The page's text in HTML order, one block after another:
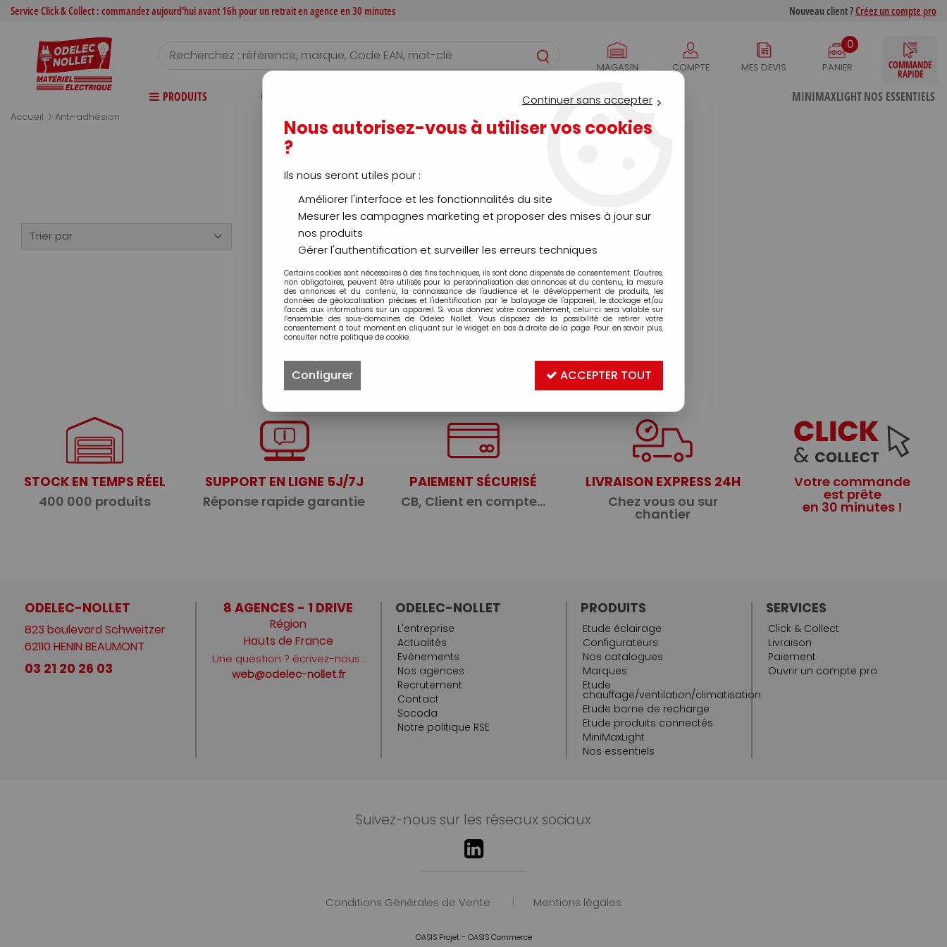
Service Click & Collect : commandez aujourd'hui avant 16h pour un retrait en agence en 30 minutes Nouveau client ?Créez un compte pro
MAGASIN COMPTE MES DEVIS
0
PANIER COMMANDE
RAPIDE
PRODUITS CATALOGUES SERVICES AGENCES MINIMAXLIGHTNOS ESSENTIELS
Accueil > Anti-adhésion
Trier par
Aucune correspondance trouvée
STOCK EN TEMPS RÉEL
400 000 produits
SUPPORT EN LIGNE 5J/7J
Réponse rapide garantie
PAIEMENT SÉCURISÉ
CB, Client en compte...
LIVRAISON EXPRESS 24H
Chez vous ou sur
chantier
Votre commande
est prête
en 30 minutes !
ODELEC-NOLLET
823 boulevard Schweitzer
62110 HENIN BEAUMONT
03 21 20 26 03
8 AGENCES - 1 DRIVE
Région
Hauts de France
Une question ? écrivez-nous :
web@odelec-nollet.fr
ODELEC-NOLLET
L'entreprise
Actualités
Evénements
Nos agences
Recrutement
Contact
Socoda
Notre politique RSE
PRODUITS
Etude éclairage
Configurateurs
Nos catalogues
Marques
Etude
chauffage/ventilation/climatisation
Etude borne de recharge
Etude produits connectés
MiniMaxLight
Nos essentiels
SERVICES
Click & Collect
Livraison
Paiement
Ouvrir un compte pro
Suivez-nous sur les réseaux sociaux
Conditions Générales de Vente | Mentions légales
OASIS Projet- OASIS Commerce
Continuer sans accepter
Nous autorisez-vous à utiliser vos cookies
?
Ils nous seront utiles pour :
Améliorer l'interface et les fonctionnalités du site
Mesurer les campagnes marketing et proposer des mises à jour sur
nos produits
Gérer l'authentification et surveiller les erreurs techniques
Certains cookies sont nécessaires à des fins techniques, ils sont donc dispensés de consentement. D'autres,
non obligatoires, peuvent être utilisés pour la personnalisation des annonces et du contenu, la mesure
des annonces et du contenu, la connaissance de l'audience et le développement de produits, les
données de géolocalisation précises et l'identification par le balayage de l'appareil, le stockage et/ou
l'accès aux informations sur un appareil. Si vous donnez votre consentement, celui-ci sera valable sur
l’ensemble des sous-domaines de Odelec Nollet. Vous disposez de la possibilité de retirer votre
consentement à tout moment en cliquant sur le widget en bas à droite de la page. Pour en savoir plus,
consulter notre politique de cookie.
Configurer ACCEPTER TOUT